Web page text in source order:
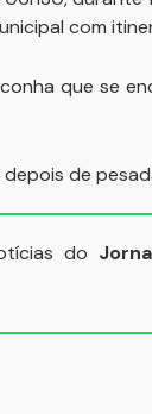
com
que se
de
do